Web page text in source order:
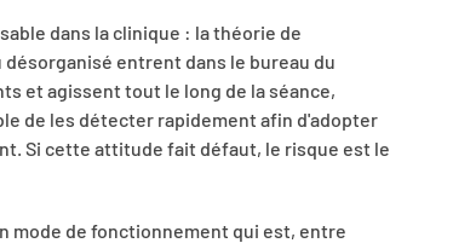
dans la clinique : la théorie de
entrent dans le bureau du
et agissent tout le long de la séance,
de les détecter rapidement afin d'adopter
Si cette attitude fait défaut, le risque est le
mode de fonctionnement qui est, entre